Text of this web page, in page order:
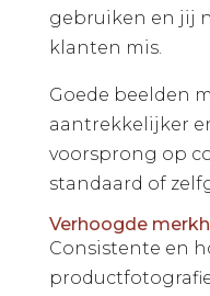
gebruiken en jij
klanten mis.
Goede beelden
aantrekkelijker
voorsprong op
standaard of
Verhoogde
Consistente en